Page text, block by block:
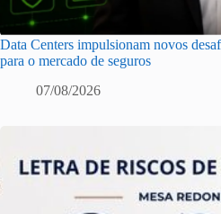
Data Centers impulsionam novos
para o mercado de seguros
07/08/2026